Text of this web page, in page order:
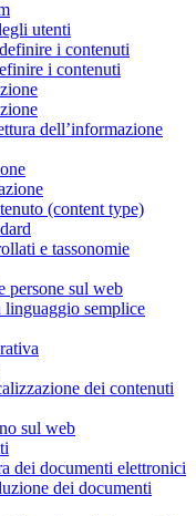
utenti
i contenuti
i contenuti
dell’informazione
(content type)
e tassonomie
persone sul web
semplice
dei contenuti
sul web
dei documenti elettronici
dei documenti